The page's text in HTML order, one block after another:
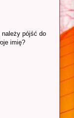
należy pójść do
imię?